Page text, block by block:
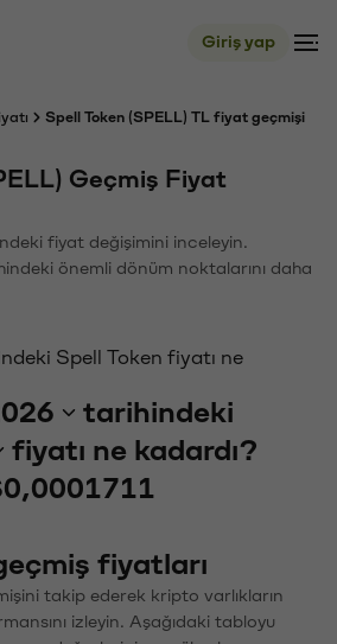
Giriş yap
Spell Token (SPELL) TL fiyat geçmişi
Geçmiş Fiyat
fiyat değişimini inceleyin.
önemli dönüm noktalarını daha
Spell Token fiyatı ne
tarihindeki
fiyatı ne kadardı?
fiyatları
takip ederek kripto varlıkların
izleyin. Aşağıdaki tabloyu